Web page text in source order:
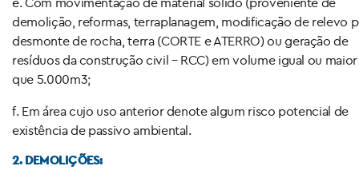
demolição, reformas, terraplanagem, modificação de relevo
desmonte de rocha, terra (CORTE e ATERRO) ou geração de
resíduos da construção civil – RCC) em volume igual ou maior
que 5.000m3;
f. Em área cujo uso anterior denote algum risco potencial de
existência de passivo ambiental.
2. DEMOLIÇÕES: